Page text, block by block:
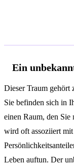
Ein
Dieser Traum gehört
Sie befinden sich in
einen Raum, den Sie
wird oft assoziiert
Leben auftun. Der